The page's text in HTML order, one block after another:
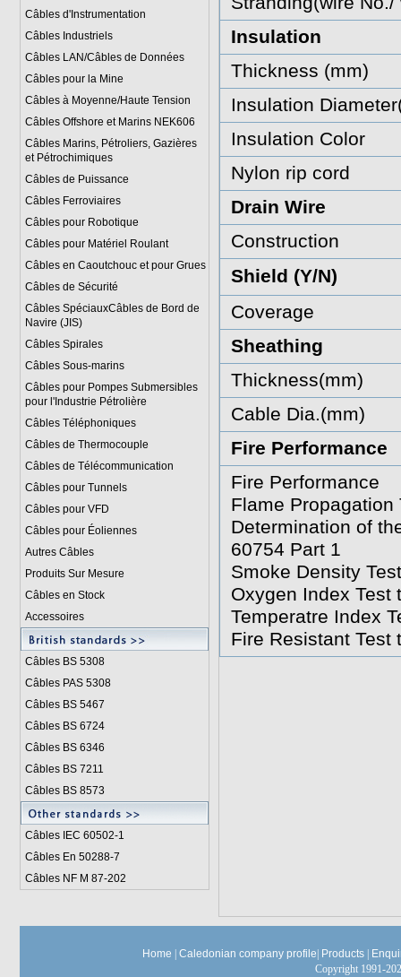
Câbles d'Instrumentation
Câbles Industriels
Câbles LAN/Câbles de Données
Câbles pour la Mine
Câbles à Moyenne/Haute Tension
Câbles Offshore et Marins NEK606
Câbles Marins, Pétroliers, Gazières
et Pétrochimiques
Câbles de Puissance
Câbles Ferroviaires
Câbles pour Robotique
Câbles pour Matériel Roulant
Câbles en Caoutchouc et pour Grues
Câbles de Sécurité
Câbles SpéciauxCâbles de Bord de
Navire (JIS)
Câbles Spirales
Câbles Sous-marins
Câbles pour Pompes Submersibles
pour l'Industrie Pétrolière
Câbles Téléphoniques
Câbles de Thermocouple
Câbles de Télécommunication
Câbles pour Tunnels
Câbles pour VFD
Câbles pour Éoliennes
Autres Câbles
Produits Sur Mesure
Câbles en Stock
Accessoires
Câbles BS 5308
Câbles PAS 5308
Câbles BS 5467
Câbles BS 6724
Câbles BS 6346
Câbles BS 7211
Câbles BS 8573
Câbles IEC 60502-1
Câbles En 50288-7
Câbles NF M 87-202
Insulation
Thickness (mm)
Insulation
Insulation Color
Nylon rip cord
Drain Wire
Construction
Shield (Y/N)
Coverage
Sheathing
Thickness(mm)
Cable Dia.(mm)
Fire Performance
Fire Performance
Flame Propagation
Determination of
60754 Part 1
Smoke Density
Oxygen Index Test
Temperatre Index
Fire Resistant Test
Home Caledonian company profile Products
Copyright 1991-